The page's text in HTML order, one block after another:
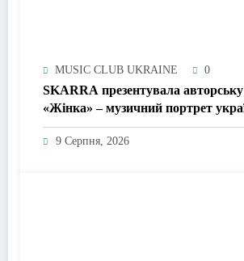
MUSIC CLUB UKRAINE 0
SKARRA презентувала
«Жінка» – музичний портрет
жінки сьогодення
9 Серпня, 2026